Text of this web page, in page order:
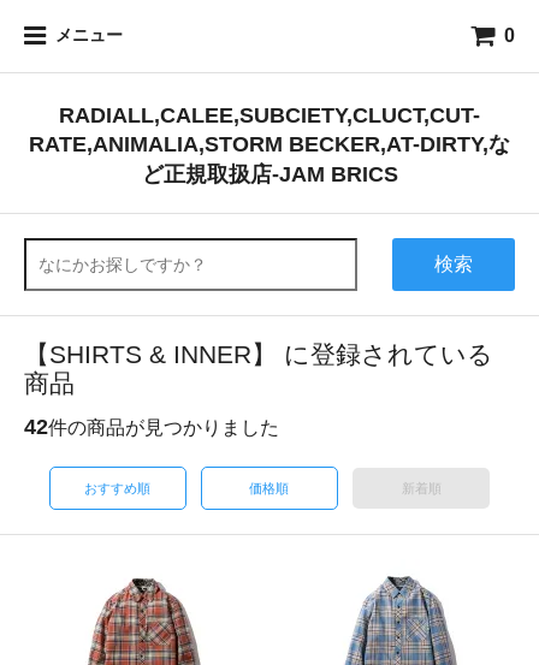
メニュー 0
RADIALL,CALEE,SUBCIETY,CLUCT,CUT-
RATE,ANIMALIA,STORM BECKER,AT-DIRTY,な
ど正規取扱店-JAM BRICS
検索
【SHIRTS & INNER】 に登録されている
商品
42件の商品が見つかりました
おすすめ順 価格順 新着順